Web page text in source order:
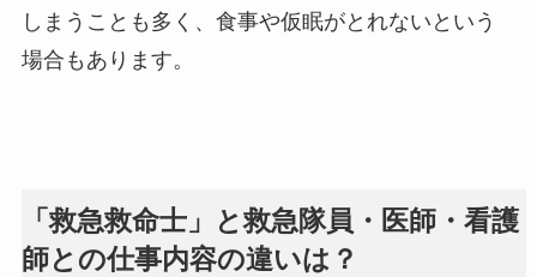
しまうことも多く、食事や仮眠がとれないという
場合もあります。
「救急救命士」と救急隊員・医師・看護
師との仕事内容の違いは？